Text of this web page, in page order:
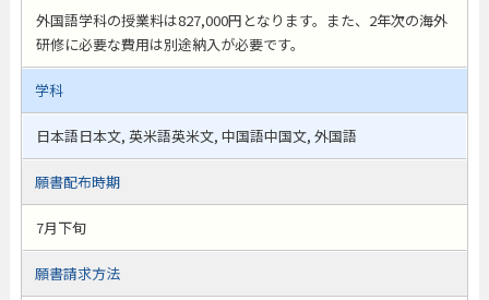
外国語学科の授業料は827,000円となります。また、2年次の海外
研修に必要な費用は別途納入が必要です。
学科
日本語日本文, 英米語英米文, 中国語中国文, 外国語
願書配布時期
7月下旬
願書請求方法